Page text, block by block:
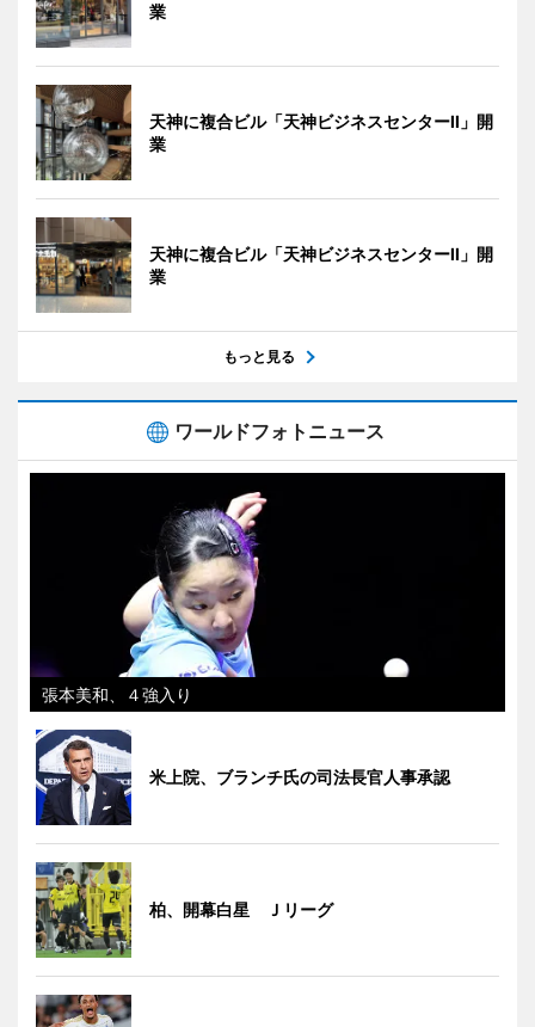
業
天神に複合ビル「天神ビジネスセンターII」開
業
天神に複合ビル「天神ビジネスセンターII」開
業
もっと見る
ワールドフォトニュース
張本美和、４強入り
米上院、ブランチ氏の司法長官人事承認
柏、開幕白星 Ｊリーグ